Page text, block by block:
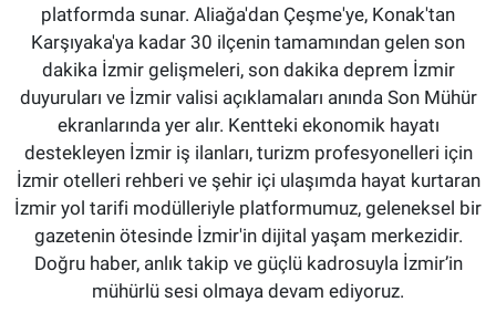
platformda sunar. Aliağa'dan Çeşme'ye, Konak'tan
Karşıyaka'ya kadar 30 ilçenin tamamından gelen son
dakika İzmir gelişmeleri, son dakika deprem İzmir
duyuruları ve İzmir valisi açıklamaları anında Son Mühür
ekranlarında yer alır. Kentteki ekonomik hayatı
destekleyen İzmir iş ilanları, turizm profesyonelleri için
İzmir otelleri rehberi ve şehir içi ulaşımda hayat kurtaran
İzmir yol tarifi modülleriyle platformumuz, geleneksel bir
gazetenin ötesinde İzmir'in dijital yaşam merkezidir.
Doğru haber, anlık takip ve güçlü kadrosuyla İzmir’in
mühürlü sesi olmaya devam ediyoruz.